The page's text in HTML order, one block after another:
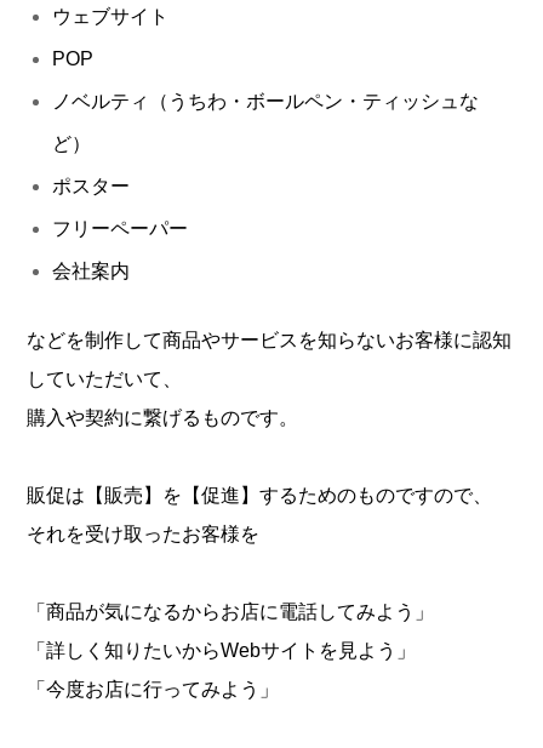
ウェブサイト
POP
ノベルティ（うちわ・ボールペン・ティッシュな
ど）
ポスター
フリーペーパー
会社案内
などを制作して商品やサービスを知らないお客様に認知
していただいて、
購入や契約に繋げるものです。
販促は【販売】を【促進】するためのものですので、
それを受け取ったお客様を
「商品が気になるからお店に電話してみよう」
「詳しく知りたいからWebサイトを見よう」
「今度お店に行ってみよう」